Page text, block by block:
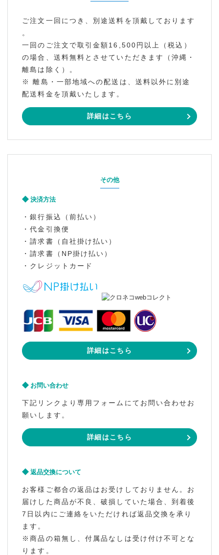
ご注文一回につき、別途送料を頂戴しております
。
一回のご注文で取引金額16,500円以上（税込）
の場合、送料無料とさせていただきます（沖縄・
離島は除く）。
※ 離島・一部地域への配送は、送料以外に別途
配送料金を頂戴いたします。
詳細はこちら
その他
決済方法
・銀行振込（前払い）
・代金引換便
・請求書（自社掛け払い）
・請求書（NP掛け払い）
・クレジットカード
詳細はこちら
お問い合わせ
下記リンクより専用フォームにてお問い合わせお
願いします。
詳細はこちら
返品交換について
お客様ご都合の返品はお受けしておりません。お
届けした商品が不良、破損していた場合、到着後
7日以内にご連絡をいただければ返品交換を承り
ます。
※商品の箱無し、付属品なしは受け付け不可とな
ります。